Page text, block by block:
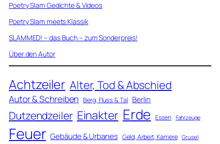
Poetry Slam Gedichte & Videos
Poetry Slam meets Klassik
SLAMMED! – das Buch – zum Sonderpreis!
Über den Autor
Achtzeiler Alter, Tod & Abschied
Autor & Schreiben Berg, Fluss & Tal Berlin
Dutzendzeiler Einakter Erde Essen Fahrzeuge
Feuer Gebäude & Urbanes Geld, Arbeit, Karriere Grusel